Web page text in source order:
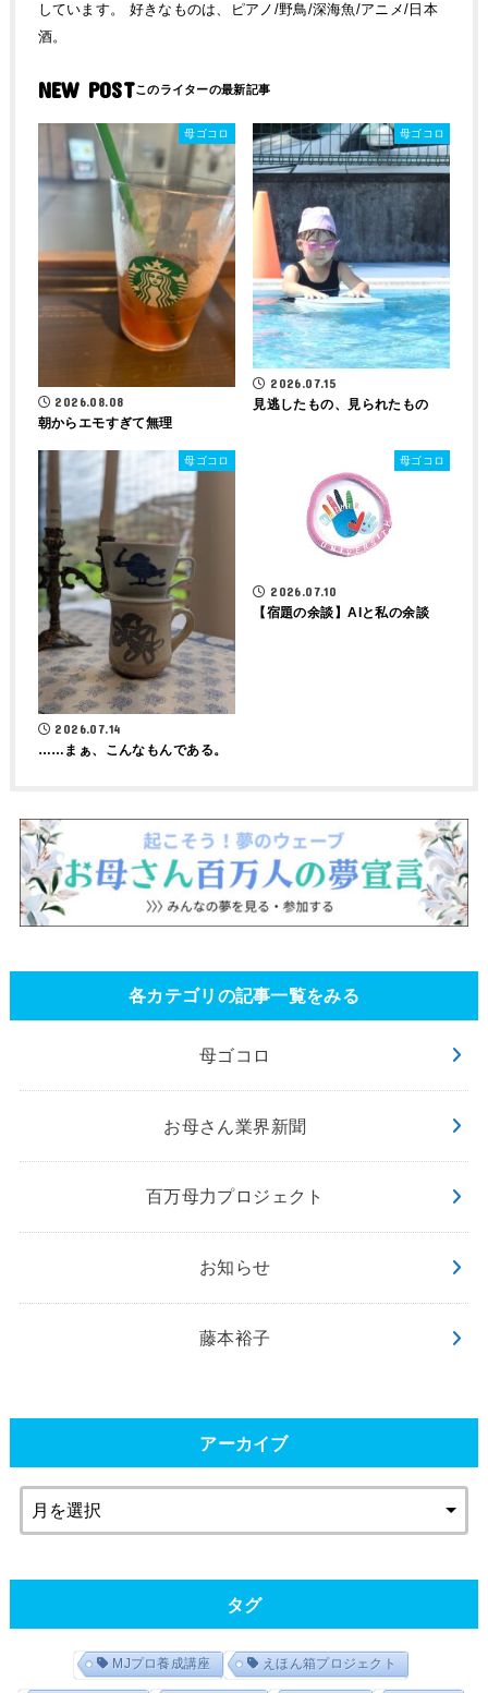
しています。 好きなものは、ピアノ/野鳥/深海魚/アニメ/日本
酒。
NEW POST
母ゴコロ
2026.08.08
朝からエモすぎて無理
母ゴコロ
2026.07.15
見逃したもの、見られたもの
母ゴコロ
2026.07.14
……まぁ、こんなもんである。
母ゴコロ
2026.07.10
【宿題の余談】AIと私の余談
各カテゴリの記事一覧をみる
母ゴコロ
お母さん業界新聞
百万母力プロジェクト
お知らせ
藤本裕子
アーカイブ
タグ
MJプロ養成講座 えほん箱プロジェクト